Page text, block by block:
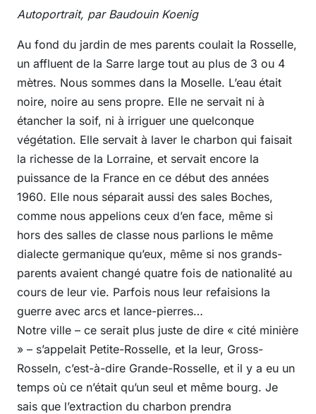
Autoportrait, par Baudouin Koenig
Au fond du jardin de mes parents coulait la Rosselle,
un affluent de la Sarre large tout au plus de 3 ou 4
mètres. Nous sommes dans la Moselle. L’eau était
noire, noire au sens propre. Elle ne servait ni à
étancher la soif, ni à irriguer une quelconque
végétation. Elle servait à laver le charbon qui faisait
la richesse de la Lorraine, et servait encore la
puissance de la France en ce début des années
1960. Elle nous séparait aussi des sales Boches,
comme nous appelions ceux d’en face, même si
hors des salles de classe nous parlions le même
dialecte germanique qu’eux, même si nos grands-
parents avaient changé quatre fois de nationalité au
cours de leur vie. Parfois nous leur refaisions la
guerre avec arcs et lance-pierres…
Notre ville – ce serait plus juste de dire « cité minière
» – s’appelait Petite-Rosselle, et la leur, Gross-
Rosseln, c’est-à-dire Grande-Rosselle, et il y a eu un
temps où ce n’était qu’un seul et même bourg. Je
sais que l’extraction du charbon prendra